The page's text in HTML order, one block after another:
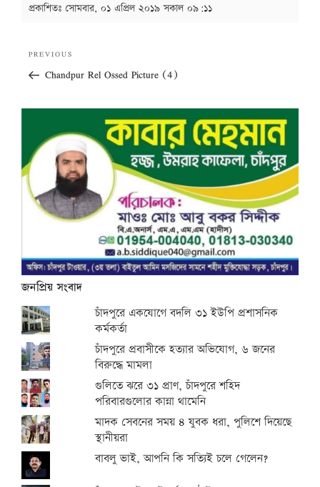
প্রকাশিতঃ সোমবার, ০১ এপ্রিল ২০১৯ সকাল ০৯:১১
navigation
Previous
Post
PREVIOUS
Chandpur Rel Ossed Picture (4)
জনপ্রিয় সংবাদ
চাঁদপুরে একযোগে বদলি ৩১ ইউপি প্রশাসনিক
কর্মকর্তা
চাঁদপুরে প্রবাসীকে হত্যার অভিযোগ, ৬ জনের
বিরুদ্ধে মামলা
গুলিতে ঝরে ৩১ প্রাণ, চাঁদপুরে শহিদ
পরিবারগুলোর কান্না থামেনি
মাদক সেবনের সময় ৪ যুবক ধরা, পুলিশে দিয়েছে
স্থানীয়রা
বাবলু ভাই, আপনি কি সত্যিই চলে গেলেন?